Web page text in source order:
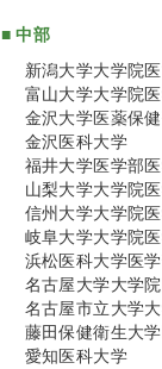
■ 中部
新潟大学大学院
富山大学大学院
金沢大学医薬保
金沢医科大学
福井大学医学部
山梨大学大学院
信州大学大学院
岐阜大学大学院
浜松医科大学医
名古屋大学大学
名古屋市立大学
藤田保健衛生大
愛知医科大学